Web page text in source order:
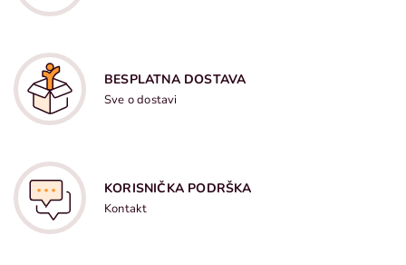
BESPLATNA DOSTAVA
Sve o dostavi
KORISNIČKA PODRŠKA
Kontakt